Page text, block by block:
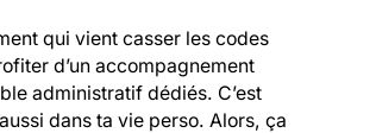
qui vient casser les codes
d’un accompagnement
administratif dédiés. C’est
dans ta vie perso. Alors, ça